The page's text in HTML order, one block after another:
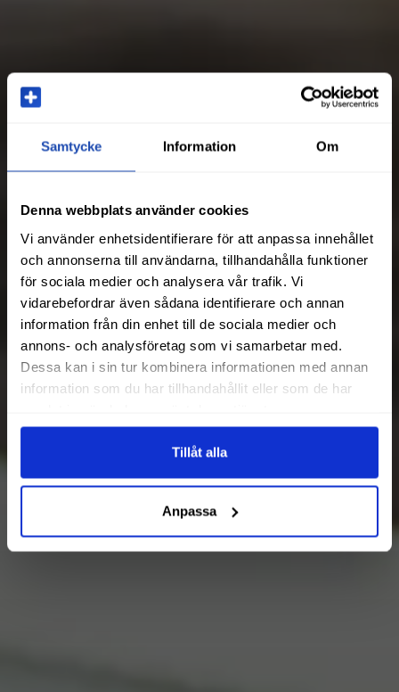
Samtycke Information Om
Denna webbplats använder cookies
Vi använder enhetsidentifierare för att anpassa innehållet
och annonserna till användarna, tillhandahålla funktioner
för sociala medier och analysera vår trafik. Vi
vidarebefordrar även sådana identifierare och annan
information från din enhet till de sociala medier och
annons- och analysföretag som vi samarbetar med.
Dessa kan i sin tur kombinera informationen med annan
information som du har tillhandahållit eller som de har
Tillåt alla
Anpassa